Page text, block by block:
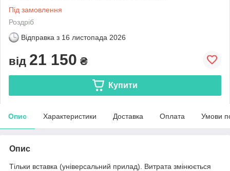
Під замовлення
Роздріб
Відправка з 16 листопада 2026
від 21 150 ₴
Купити
Опис Характеристики Доставка Оплата Умови
Опис
Тільки вставка (універсальний прилад). Витрата змінюється